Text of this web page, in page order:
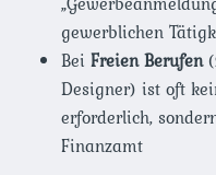
gewerblichen
BeiFreien Berufen
Designer) ist oft
erforderlich,
Finanzamt